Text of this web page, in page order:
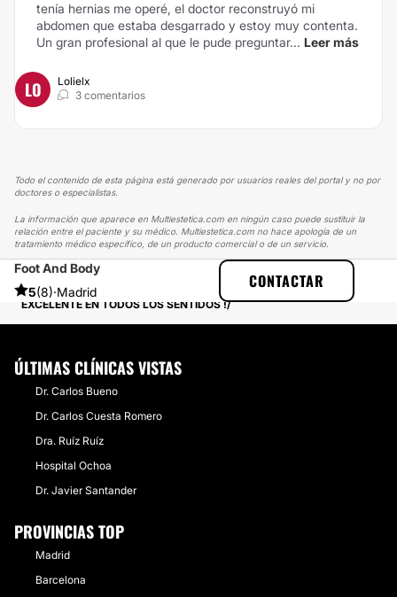
tenía hernias me operé, el doctor reconstruyó mi
abdomen que estaba desgarrado y estoy muy contenta.
Un gran profesional al que le pude preguntar... Leer más
LO
Lolielx
3 comentarios
Todo el contenido de esta página está generado por usuarios reales del portal y no por
doctores o especialistas.
La información que aparece en Multiestetica.com en ningún caso puede sustituir la
relación entre el paciente y su médico. Multiestetica.com no hace apología de un
tratamiento médico específico, de un producto comercial o de un servicio.
Foot And Body
5(8)·Madrid
CONTACTAR
MULTIESTETICA
EXPERIENCIAS REALES SOBRE PRESOTERAPIA
EXCELENTE EN TODOS LOS SENTIDOS !
ÚLTIMAS CLÍNICAS VISTAS
Dr. Carlos Bueno
Dr. Carlos Cuesta Romero
Dra. Ruíz Ruíz
Hospital Ochoa
Dr. Javier Santander
PROVINCIAS TOP
Madrid
Barcelona